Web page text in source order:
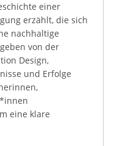
einer
erzählt, die sich
nachhaltige
von der
Design,
und Erfolge
eine klare